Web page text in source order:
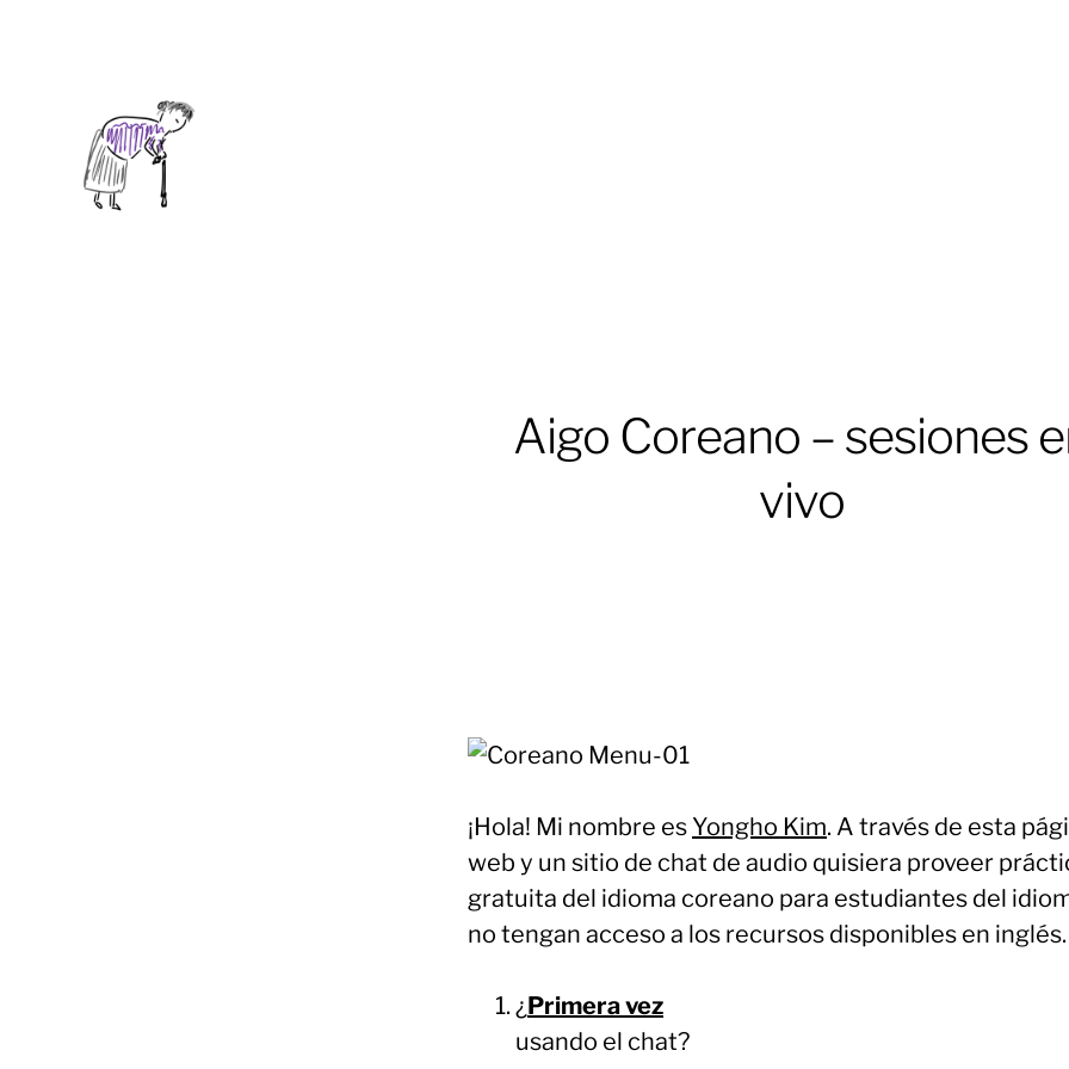
Aigo Coreano – sesiones
vivo
¡Hola! Mi nombre es Yongho Kim. A través de esta
web y un sitio de chat de audio quisiera proveer
gratuita del idioma coreano para estudiantes del
no tengan acceso a los recursos disponibles en inglés.
¿Primera vez
usando el chat?